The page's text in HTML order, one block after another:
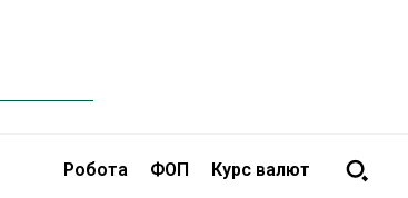
Робота ФОП Курс валют